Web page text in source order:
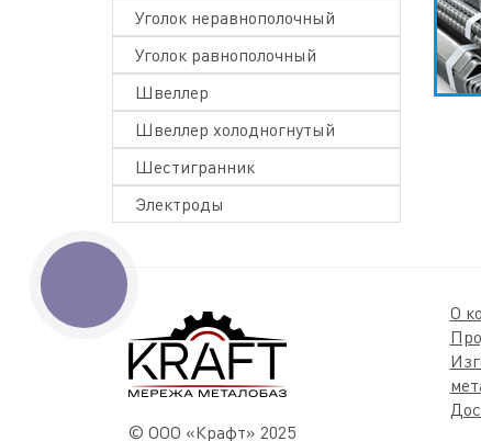
Уголок неравнополочный
Уголок равнополочный
Швеллер
Швеллер холодногнутый
Шестигранник
Электроды
© ООО «Крафт» 2025
О